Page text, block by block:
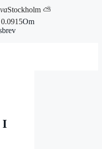
Stockholm ⛅
Om
I